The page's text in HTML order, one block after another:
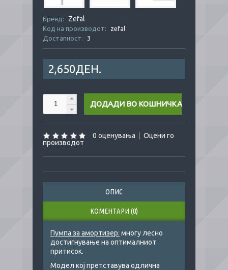
Бренд: Zefal
Код на производот:
zefal
Достапност:
3
2,650ДЕН.
0 оценувања
Оцени го
производот
ОПИС
КОМЕНТАРИ (0)
Пумпа за амортизер: многу лесно
достигнување на оптималниот
притисок.
Модел кој претставува одлична